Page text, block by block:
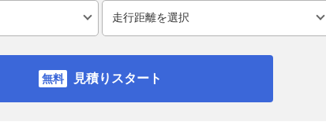
見積りスタート